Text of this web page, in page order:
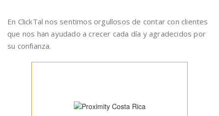
En ClickTal nos sentimos orgullosos de contar con clientes
que nos han ayudado a crecer cada día y agradecidos por
su confianza.